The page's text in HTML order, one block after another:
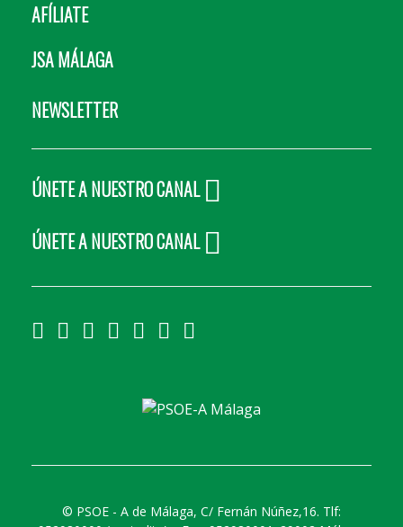
AFÍLIATE
JSA MÁLAGA
NEWSLETTER
ÚNETE A NUESTRO CANAL
ÚNETE A NUESTRO CANAL
© PSOE - A de Málaga, C/ Fernán Núñez,16. Tlf: